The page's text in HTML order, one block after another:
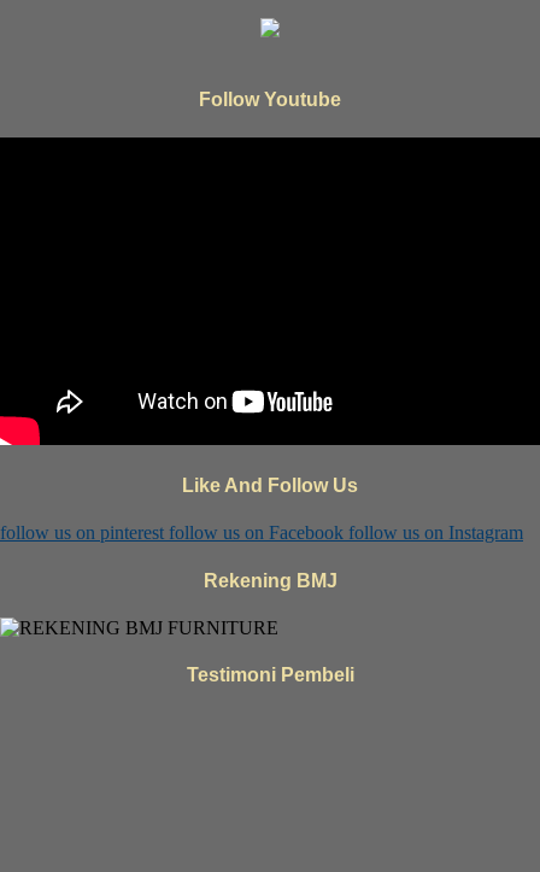
Follow Youtube
Like And Follow Us
follow us on pinterest follow us on Facebook follow us on Instagram
Rekening BMJ
Testimoni Pembeli